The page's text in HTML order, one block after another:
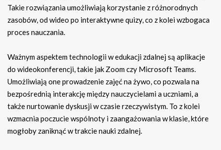
Takie rozwiązania umożliwiają korzystanie z różnorodnych
zasobów, od wideo po interaktywne quizy, co z kolei wzbogaca
proces nauczania.
Ważnym aspektem technologii w edukacji zdalnej są aplikacje
do wideokonferencji, takie jak Zoom czy Microsoft Teams.
Umożliwiają one prowadzenie zajęć na żywo, co pozwala na
bezpośrednią interakcję między nauczycielami a uczniami, a
także nurtowanie dyskusji w czasie rzeczywistym. To z kolei
wzmacnia poczucie wspólnoty i zaangażowania w klasie, które
mogłoby zaniknąć w trakcie nauki zdalnej.